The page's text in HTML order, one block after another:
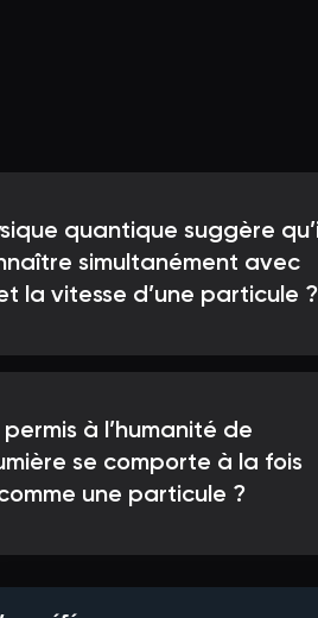
quantique suggère
simultanément avec
la vitesse d’une particule ?
à l’humanité de
se comporte à la fois
une particule ?